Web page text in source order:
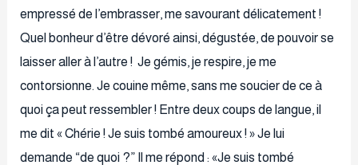
empressé de l’embrasser, me savourant délicatement !
Quel bonheur d’être dévoré ainsi, dégustée, de pouvoir se
laisser aller à l’autre ! Je gémis, je respire, je me
contorsionne. Je couine même, sans me soucier de ce à
quoi ça peut ressembler ! Entre deux coups de langue, il
me dit « Chérie ! Je suis tombé amoureux ! » Je lui
demande “de quoi ?” Il me répond : «Je suis tombé